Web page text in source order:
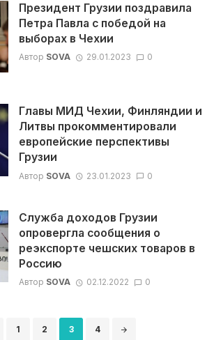
Президент Грузии поздравила
Петра Павла с победой на
выборах в Чехии
Автор SOVA 29.01.2023 0
Главы МИД Чехии, Финляндии и
Литвы прокомментировали
европейские перспективы
Грузии
Автор SOVA 23.01.2023 0
Служба доходов Грузии
опровергла сообщения о
реэкспорте чешских товаров в
Россию
Автор SOVA 02.12.2022 0
1 2 3 4